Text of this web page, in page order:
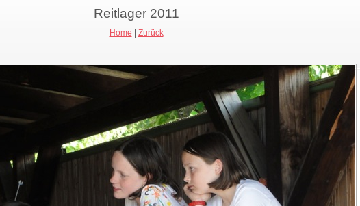
Reitlager 2011
Home Zurück